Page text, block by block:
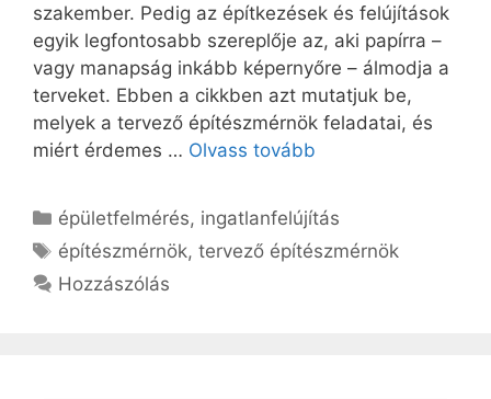
szakember. Pedig az építkezések és felújítások
egyik legfontosabb szereplője az, aki papírra –
vagy manapság inkább képernyőre – álmodja a
terveket. Ebben a cikkben azt mutatjuk be,
melyek a tervező építészmérnök feladatai, és
miért érdemes … Olvass tovább
Kategória
épületfelmérés, ingatlanfelújítás
Címkék
építészmérnök,tervező építészmérnök
Hozzászólás